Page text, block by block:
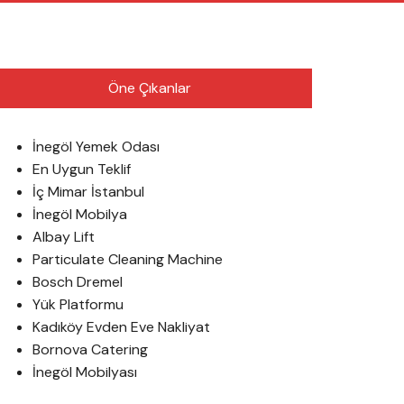
Öne Çıkanlar
İnegöl Yemek Odası
En Uygun Teklif
İç Mimar İstanbul
İnegöl Mobilya
Albay Lift
Particulate Cleaning Machine
Bosch Dremel
Yük Platformu
Kadıköy Evden Eve Nakliyat
Bornova Catering
İnegöl Mobilyası